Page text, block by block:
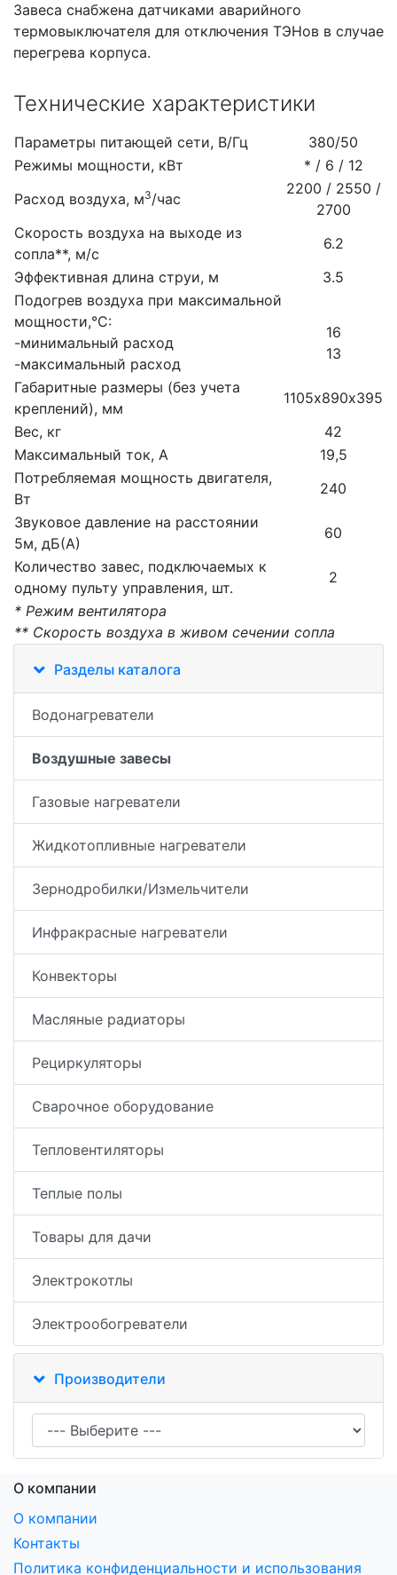
Завеса снабжена датчиками аварийного
термовыключателя для отключения ТЭНов в случае
перегрева корпуса.
Технические характеристики
Параметры питающей сети, В/Гц
380/50
Режимы мощности, кВт
* / 6 / 12
Расход воздуха, м3/час
2200 / 2550 /
2700
Скорость воздуха на выходе из
сопла**, м/с
6.2
Эффективная длина струи, м
3.5
Подогрев воздуха при максимальной
мощности,°С:
-минимальный расход
-максимальный расход
16
13
Габаритные размеры (без учета
креплений), мм
1105х890х395
Вес, кг
42
Максимальный ток, А
19,5
Потребляемая мощность двигателя,
Вт
240
Звуковое давление на расстоянии
5м, дБ(А)
60
Количество завес, подключаемых к
одному пульту управления, шт.
2
* Режим вентилятора
** Скорость воздуха в живом сечении сопла
Разделы каталога
Водонагреватели
Воздушные завесы
Газовые нагреватели
Жидкотопливные нагреватели
Зернодробилки/Измельчители
Инфракрасные нагреватели
Конвекторы
Масляные радиаторы
Рециркуляторы
Сварочное оборудование
Тепловентиляторы
Теплые полы
Товары для дачи
Электрокотлы
Электрообогреватели
Производители
О компании
О компании
Контакты
Политика конфиденциальности и использования